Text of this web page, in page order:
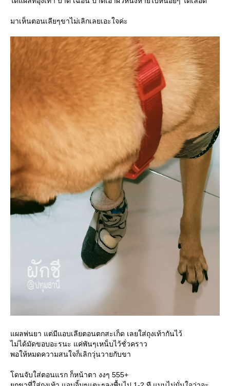
มาเห็นตอนเลียๆขาไม่เลิกเลยเอะใจค่ะ
ผลพ่นยา แต่มีแอบเลียตอนตกสะเก็ด เลยใส่ถุงเท้ากันไว้
ไม่ได้มัดขอบอะรนะ แค่พันๆเหน็บไว้ชั่วคราว
พอให้หมดความสนใจก็เลิกวุ่นวายกับขา
ดนจับใส่ตอนแรก ก็หน้าตา งงๆ 555+